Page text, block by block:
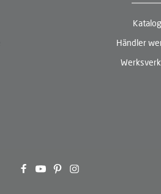
Katalog
Händler